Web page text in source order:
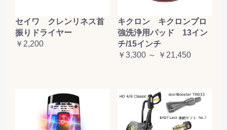
セイワ クレンリネス首
振りドライヤー
￥2,200
キクロン キクロンプロ
強洗浄用パッド 13イン
チ/15インチ
￥3,300 ～ ￥21,450